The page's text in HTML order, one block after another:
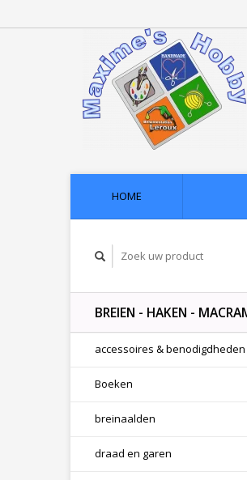
HOME
BREIEN - HAKEN -
accessoires & benodigdheden
Boeken
breinaalden
draad en garen